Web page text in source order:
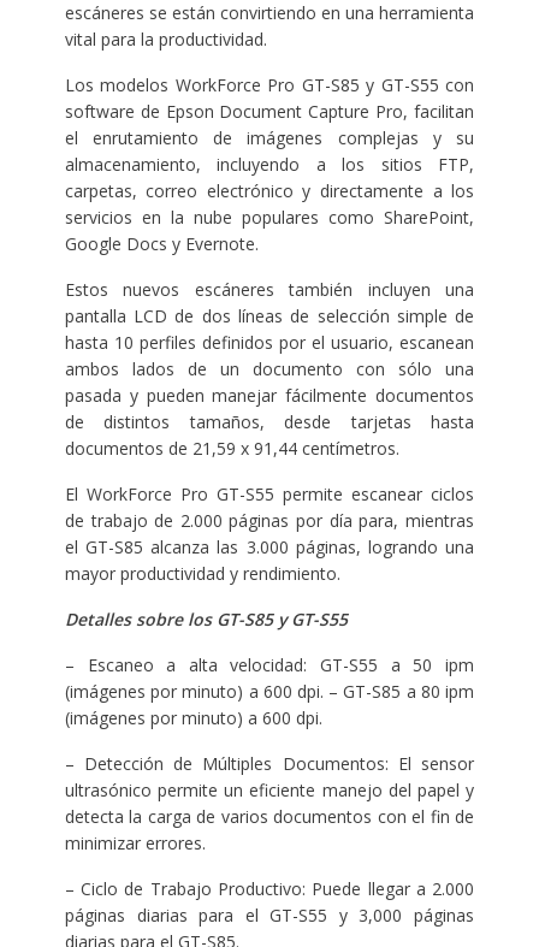
escáneres se están convirtiendo en una herramienta
vital para la productividad.
Los modelos WorkForce Pro GT-S85 y GT-S55 con
software de Epson Document Capture Pro, facilitan
el enrutamiento de imágenes complejas y su
almacenamiento, incluyendo a los sitios FTP,
carpetas, correo electrónico y directamente a los
servicios en la nube populares como SharePoint,
Google Docs y Evernote.
Estos nuevos escáneres también incluyen una
pantalla LCD de dos líneas de selección simple de
hasta 10 perfiles definidos por el usuario, escanean
ambos lados de un documento con sólo una
pasada y pueden manejar fácilmente documentos
de distintos tamaños, desde tarjetas hasta
documentos de 21,59 x 91,44 centímetros.
El WorkForce Pro GT-S55 permite escanear ciclos
de trabajo de 2.000 páginas por día para, mientras
el GT-S85 alcanza las 3.000 páginas, logrando una
mayor productividad y rendimiento.
Detalles sobre los GT-S85 y GT-S55
– Escaneo a alta velocidad: GT-S55 a 50 ipm
(imágenes por minuto) a 600 dpi. – GT-S85 a 80 ipm
(imágenes por minuto) a 600 dpi.
– Detección de Múltiples Documentos: El sensor
ultrasónico permite un eficiente manejo del papel y
detecta la carga de varios documentos con el fin de
minimizar errores.
– Ciclo de Trabajo Productivo: Puede llegar a 2.000
páginas diarias para el GT-S55 y 3,000 páginas
diarias para el GT-S85.